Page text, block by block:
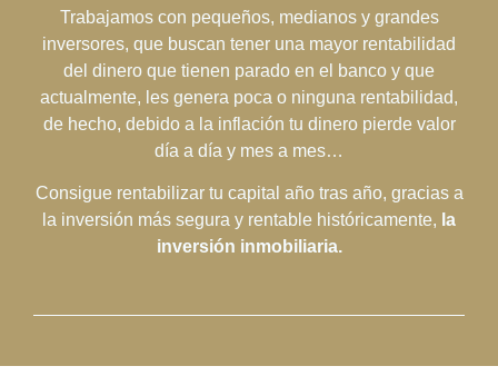
Trabajamos con pequeños, medianos y grandes
inversores, que buscan tener una mayor rentabilidad
del dinero que tienen parado en el banco y que
actualmente, les genera poca o ninguna rentabilidad,
de hecho, debido a la inflación tu dinero pierde valor
día a día y mes a mes…
Consigue rentabilizar tu capital año tras año, gracias a
la inversión más segura y rentable históricamente, la
inversión inmobiliaria.